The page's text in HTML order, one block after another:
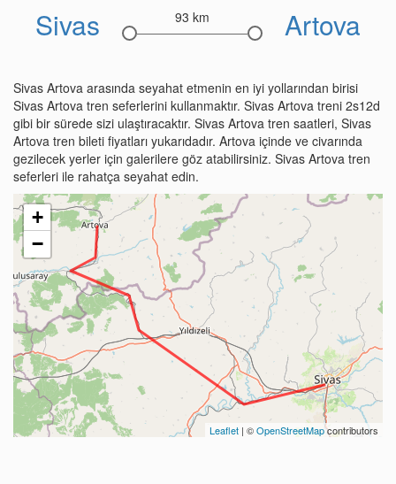
Sivas 93 km Artova
Sivas Artova arasında seyahat etmenin en iyi yollarından birisi
Sivas Artova tren seferlerini kullanmaktır. Sivas Artova treni 2s12d
gibi bir sürede sizi ulaştıracaktır. Sivas Artova tren saatleri, Sivas
Artova tren bileti fiyatları yukarıdadır. Artova içinde ve civarında
gezilecek yerler için galerilere göz atabilirsiniz. Sivas Artova tren
seferleri ile rahatça seyahat edin.
+
−
Leaflet | ©OpenStreetMapcontributors